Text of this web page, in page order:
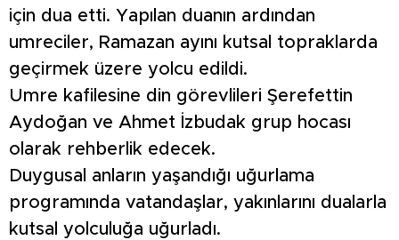
için dua etti. Yapılan duanın ardından
umreciler, Ramazan ayını kutsal topraklarda
geçirmek üzere yolcu edildi.
Umre kafilesine din görevlileri Şerefettin
Aydoğan ve Ahmet İzbudak grup hocası
olarak rehberlik edecek.
Duygusal anların yaşandığı uğurlama
programında vatandaşlar, yakınlarını dualarla
kutsal yolculuğa uğurladı.